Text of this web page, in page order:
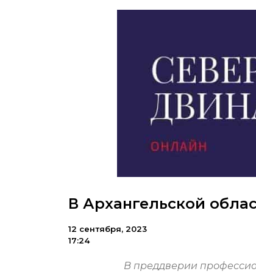
В Архангельской
12 сентября, 2023
17:24
В преддверии